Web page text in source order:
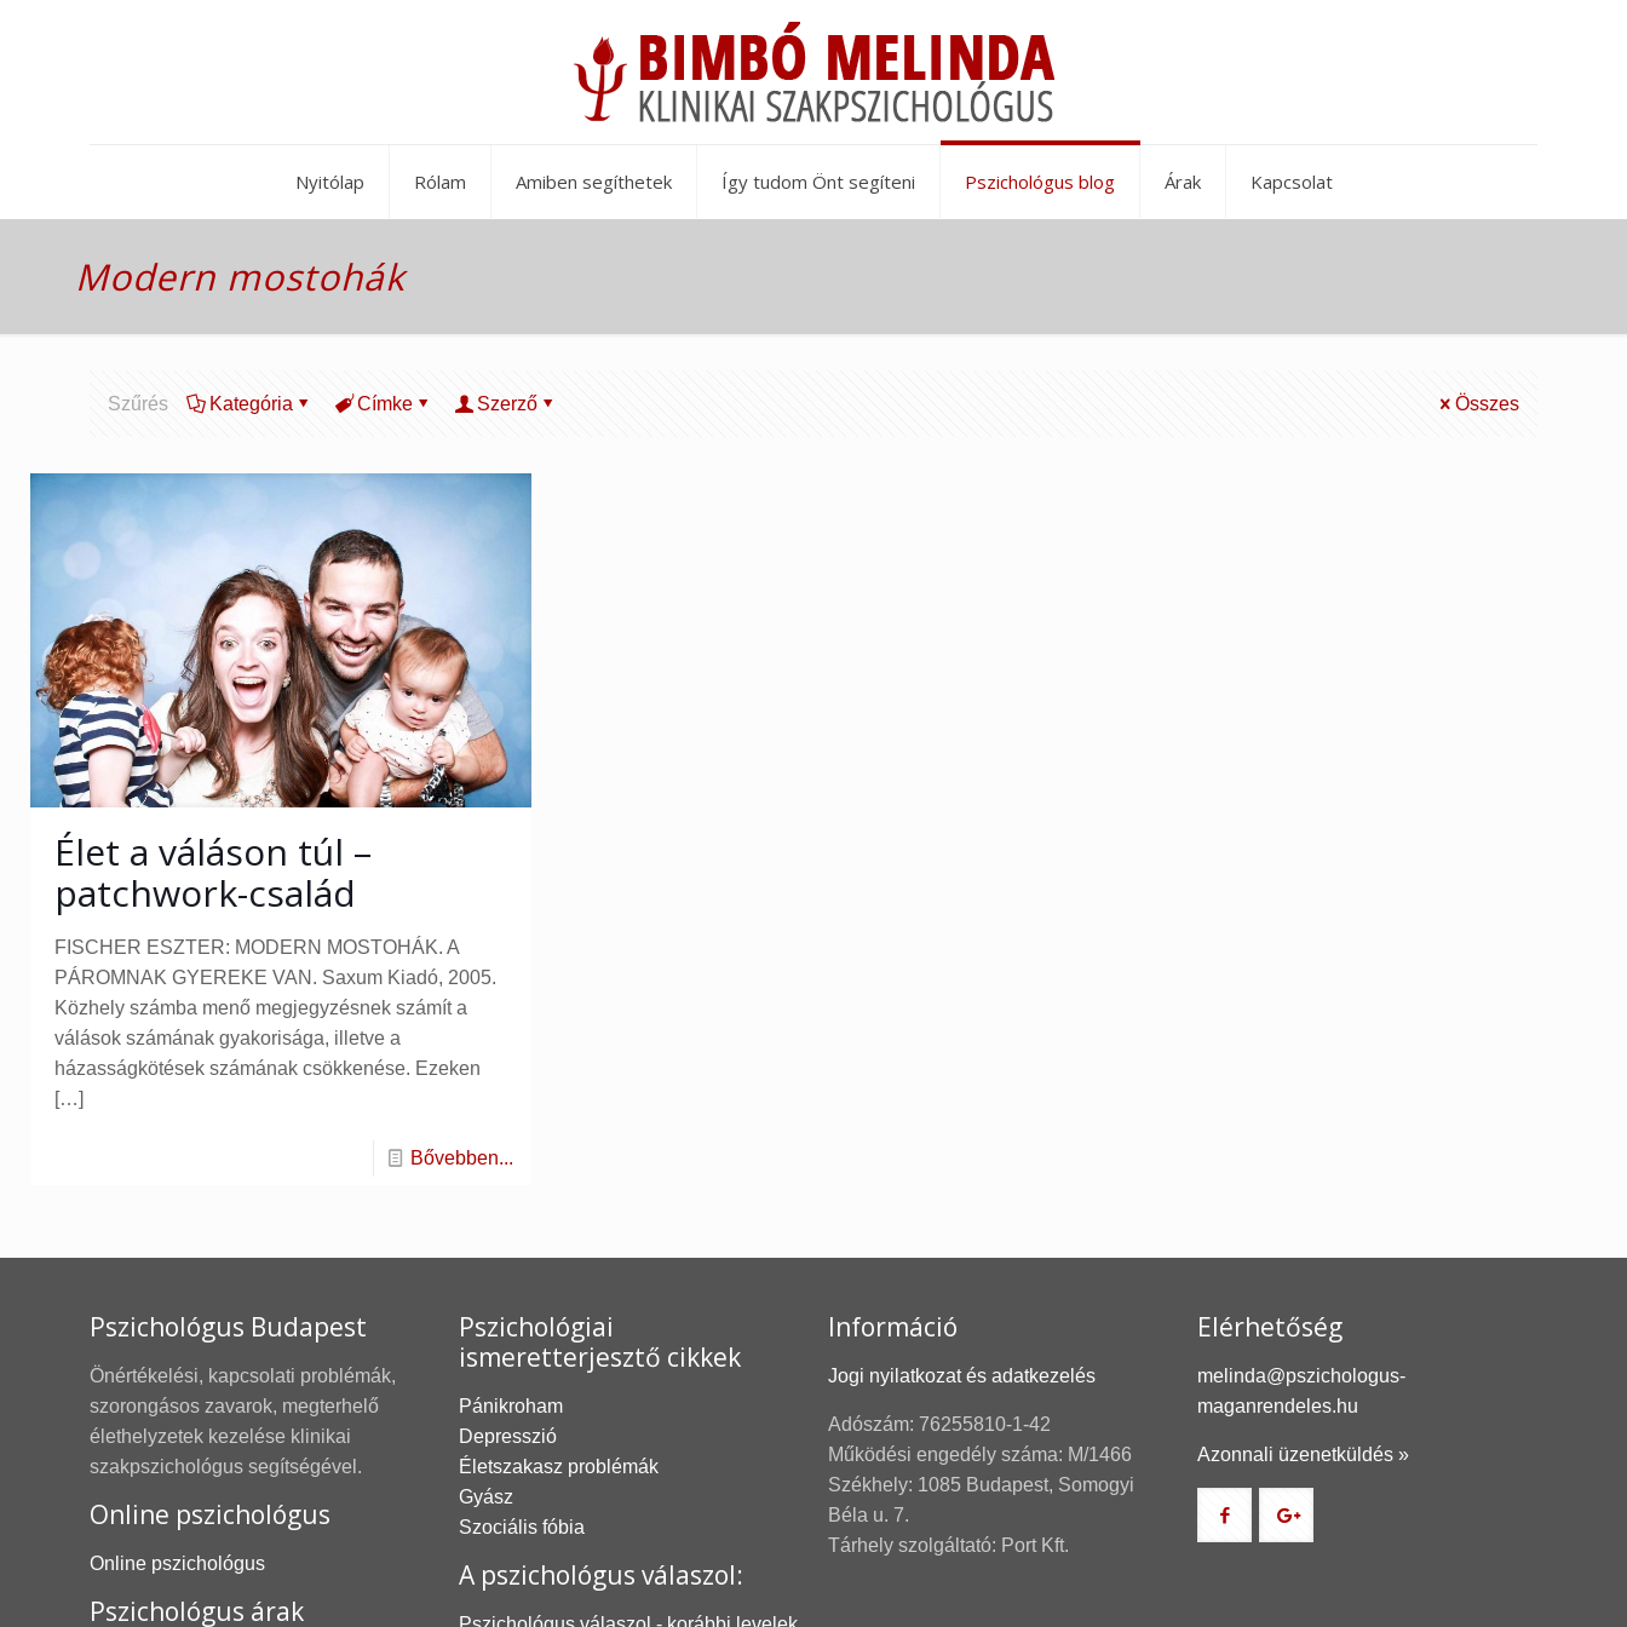
Nyitólap Rólam Amiben segíthetek Így tudom Önt segíteni Pszichológus blog Árak Kapcsolat
Modern mostohák
Szűrés Kategória Címke Szerző Összes
Élet a váláson túl –
patchwork-család
FISCHER ESZTER: MODERN MOSTOHÁK. A
PÁROMNAK GYEREKE VAN. Saxum Kiadó, 2005.
Közhely számba menő megjegyzésnek számít a
válások számának gyakorisága, illetve a
házasságkötések számának csökkenése. Ezeken
[…]
Bővebben...
Pszichológus Budapest
Önértékelési, kapcsolati problémák,
szorongásos zavarok, megterhelő
élethelyzetek kezelése klinikai
szakpszichológus segítségével.
Online pszichológus
Online pszichológus
Pszichológus árak
Pszichológiai
ismeretterjesztő cikkek
Pánikroham
Depresszió
Életszakasz problémák
Gyász
Szociális fóbia
A pszichológus válaszol:
Információ
Jogi nyilatkozat és adatkezelés
Adószám: 76255810-1-42
Működési engedély száma: M/1466
Székhely: 1085 Budapest, Somogyi
Béla u. 7.
Tárhely szolgáltató: Port Kft.
Elérhetőség
melinda@pszichologus-
maganrendeles.hu
Azonnali üzenetküldés »